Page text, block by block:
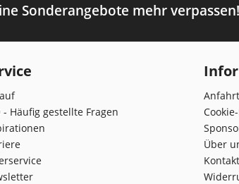
Sonderangebote mehr verpassen!
- Häufig gestellte Fragen
Anfahrt
Über
Kontakt